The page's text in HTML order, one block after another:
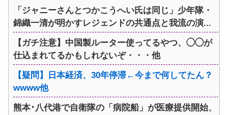
「ジャニーさんとつかこうへい氏は同じ」少年隊・
錦織一清が明かすレジェンドの共通点と我流の演...
【ガチ注意】中国製ルーター使ってるやつ、◯◯が
仕込まれてるかもしれないぞ・・・他
【疑問】日本経済、30年停滞←今まで何してたん？
wwww他
熊本･八代港で自衛隊の「病院船」が医療提供開始、